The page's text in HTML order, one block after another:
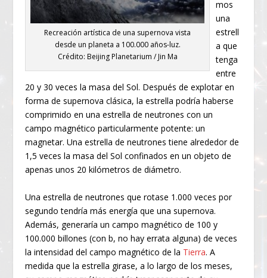
Recreación artística de una supernova vista
desde un planeta a 100.000 años-luz.
Crédito: Beijing Planetarium / Jin Ma
mos
una
estrell
a que
tenga
entre
20 y 30 veces la masa del Sol. Después de explotar en
forma de supernova clásica, la estrella podría haberse
comprimido en una estrella de neutrones con un
campo magnético particularmente potente: un
magnetar. Una estrella de neutrones tiene alrededor de
1,5 veces la masa del Sol confinados en un objeto de
apenas unos 20 kilómetros de diámetro.
Una estrella de neutrones que rotase 1.000 veces por
segundo tendría más energía que una supernova.
Además, generaría un campo magnético de 100 y
100.000 billones (con b, no hay errata alguna) de veces
la intensidad del campo magnético de la Tierra. A
medida que la estrella girase, a lo largo de los meses,